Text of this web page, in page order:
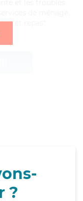
et repas*
?